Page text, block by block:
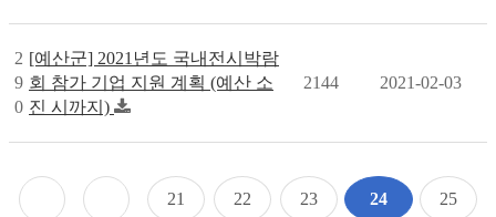
2
9
0
[예산군] 2021년도 국내전시박람
회 참가 기업 지원 계획 (예산 소
진 시까지)
2144 2021-02-03
21 22 23 24 25